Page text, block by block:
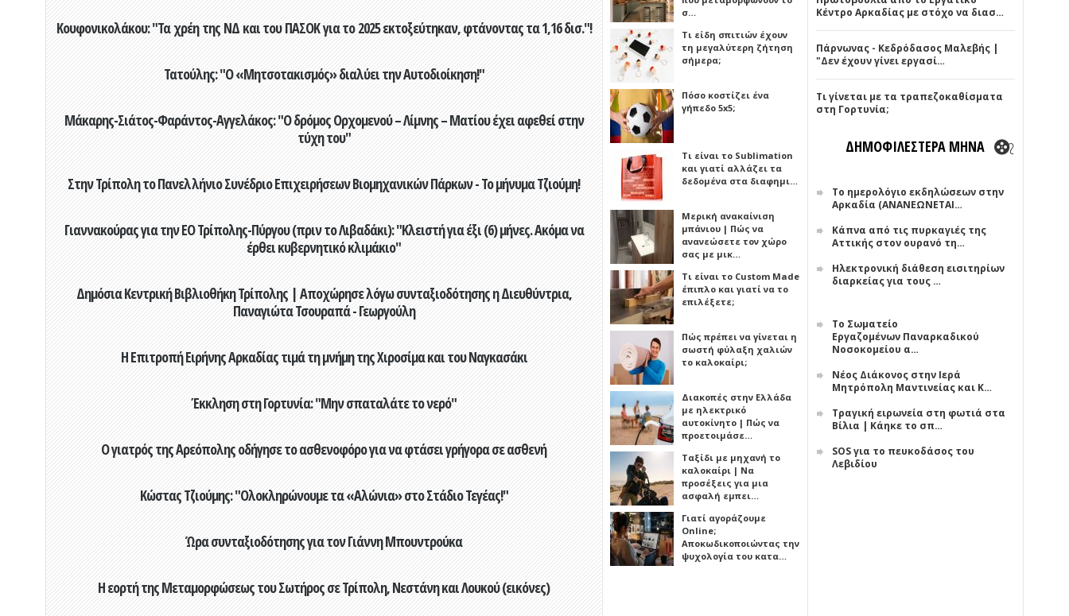
Κουφονικολάκου: "Τα χρέη της ΝΔ και του ΠΑΣΟΚ για το 2025 εκτοξεύτηκαν, φτάνοντας τα 1,16 δισ."!
Τατούλης: "Ο «Μητσοτακισμός» διαλύει την Αυτοδιοίκηση!"
Μάκαρης-Σιάτος-Φαράντος-Αγγελάκος: "Ο δρόμος Ορχομενού – Λίμνης – Ματίου έχει αφεθεί στην
τύχη του"
Στην Τρίπολη το Πανελλήνιο Συνέδριο Επιχειρήσεων Βιομηχανικών Πάρκων - Το μήνυμα Τζιούμη!
Γιαννακούρας για την EO Τρίπολης-Πύργου (πριν το Λιβαδάκι): "Κλειστή για έξι (6) μήνες. Ακόμα να
έρθει κυβερνητικό κλιμάκιο"
Δημόσια Κεντρική Βιβλιοθήκη Τρίπολης | Αποχώρησε λόγω συνταξιοδότησης η Διευθύντρια,
Παναγιώτα Τσουραπά - Γεωργούλη
Η Επιτροπή Ειρήνης Αρκαδίας τιμά τη μνήμη της Χιροσίμα και του Ναγκασάκι
Έκκληση στη Γορτυνία: "Μην σπαταλάτε το νερό"
Ο γιατρός της Αρεόπολης οδήγησε το ασθενοφόρο για να φτάσει γρήγορα σε ασθενή
Κώστας Τζιούμης: "Ολοκληρώνουμε τα «Αλώνια» στο Στάδιο Τεγέας!"
Ώρα συνταξιοδότησης για τον Γιάννη Μπουντρούκα
Η εορτή της Μεταμορφώσεως του Σωτήρος σε Τρίπολη, Νεστάνη και Λουκού (εικόνες)
σ…
Τι είδη σπιτιών έχουν
τη μεγαλύτερη ζήτηση
σήμερα;
Πόσο κοστίζει ένα
γήπεδο 5x5;
Τι είναι το Sublimation
και γιατί αλλάζει τα
δεδομένα στα διαφημι…
Μερική ανακαίνιση
μπάνιου | Πώς να
ανανεώσετε τον χώρο
σας με μικ…
Τι είναι το Custom Made
έπιπλο και γιατί να το
επιλέξετε;
Πώς πρέπει να γίνεται η
σωστή φύλαξη χαλιών
το καλοκαίρι;
Διακοπές στην Ελλάδα
με ηλεκτρικό
αυτοκίνητο | Πώς να
προετοιμάσε…
Ταξίδι με μηχανή το
καλοκαίρι | Να
προσέξεις για μια
ασφαλή εμπει…
Γιατί αγοράζουμε
Online;
Αποκωδικοποιώντας την
ψυχολογία του κατα…
Κέντρο Αρκαδίας με στόχο να διασ…
Πάρνωνας - Κεδρόδασος Μαλεβής |
"Δεν έχουν γίνει εργασί…
Τι γίνεται με τα τραπεζοκαθίσματα
στη Γορτυνία;
ΔΗΜΟΦΙΛΕΣΤΕΡΑ ΜΗΝΑ
Το ημερολόγιο εκδηλώσεων στην
Αρκαδία (ΑΝΑΝΕΩΝΕΤΑΙ…
Κάπνα από τις πυρκαγιές της
Αττικής στον ουρανό τη…
Ηλεκτρονική διάθεση εισιτηρίων
διαρκείας για τους …
Το Σωματείο
Εργαζομένων Παναρκαδικού
Νοσοκομείου α…
Νέος Διάκονος στην Ιερά
Μητρόπολη Μαντινείας και Κ…
Τραγική ειρωνεία στη φωτιά στα
Βίλια | Κάηκε το σπ…
SOS για το πευκοδάσος του
Λεβιδίου